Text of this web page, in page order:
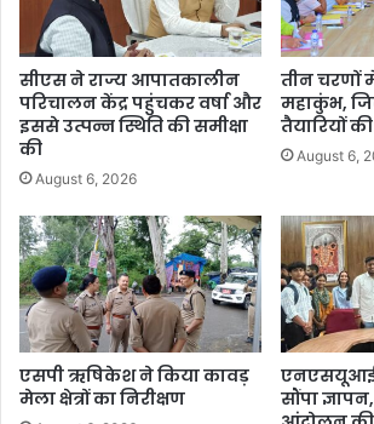
सीएस ने राज्य आपातकालीन
परिचालन केंद्र पहुंचकर वर्षा और
इससे उत्पन्न स्थिति की समीक्षा
की
August 6, 2026
तीन चरणों
महाकुंभ,
तैयारियों
August 6,
एसपी ऋषिकेश ने किया कावड़
मेला क्षेत्रों का निरीक्षण
सौंपा